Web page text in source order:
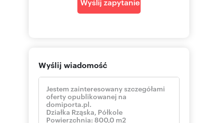
Wyślij wiadomość